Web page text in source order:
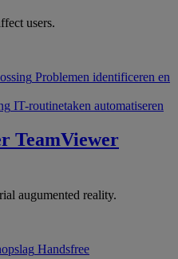
users.
Problemen identificeren en
IT-routinetaken automatiseren
TeamViewer
augumented reality.
Handsfree